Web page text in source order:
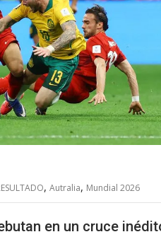
, Autralia, Mundial 2026
en un cruce